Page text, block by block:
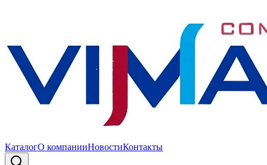
КаталогО компанииНовостиКонтакты